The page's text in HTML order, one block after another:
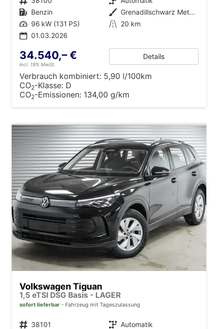
Kraftstoff Benzin Außenfarbe
Grenadillschwarz Metallic (0E)
Leistung 96 kW (131 PS) Kilometerstand 20 km
01.03.2026
34.540,– €
incl. 19% MwSt.
Details
Verbrauch kombiniert: 5,90 l/100km
CO2-Klasse: D
CO2-Emissionen: 134,00 g/km
Volkswagen Tiguan
1,5 eTSI DSG Basis - LAGER
sofort lieferbar Fahrzeug mit Tageszulassung
Fahrzeugnr. 38101 Getriebe Automatik